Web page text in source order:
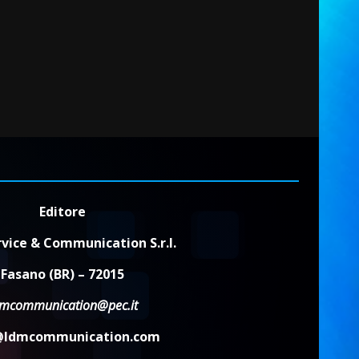
Editore
& Communication S.r.l.
Fasano (BR) – 72015